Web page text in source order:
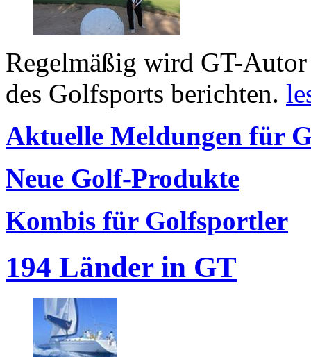
Regelmäßig wird GT-
des Golfsports berichten.
Aktuelle Meldungen für
Neue Golf-Produkte
Kombis für Golfsportler
194 Länder in GT